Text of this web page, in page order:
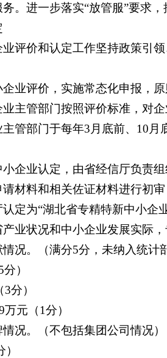
。进一步落实“放管服”要求
评价和认定工作坚持政策引
业评价，实施常态化申报，
主管部门按照评价标准，对
管部门于每年3月底前、10
企业认定，由省经信厅负责
材料和相关佐证材料进行初
定为“湖北省专精特新中小企
业状况和中小企业发展实际
情况。（满分5分，未纳入统计
）
分）
元（1分）
情况。（不包括集团公司情况